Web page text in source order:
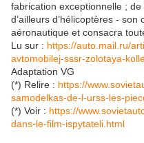
fabrication exceptionnelle ;
d’ailleurs d’hélicoptères -
aéronautique et consacra
Lu sur : https://auto.mail.ru/
avtomobilej-sssr-zolotaya-
Adaptation VG
(*) Relire : https://
samodelkas-de-l-urss-les-
(*) Voir : https://
dans-le-film-ispytateli.html